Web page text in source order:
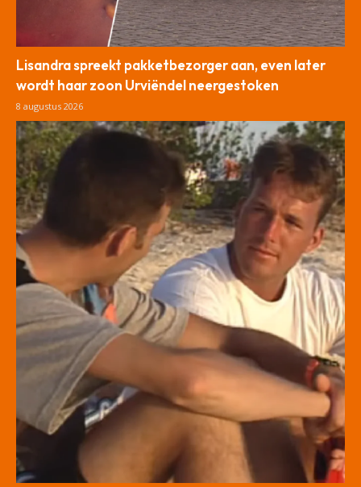
Lisandra spreekt pakketbezorger aan, even later
wordt haar zoon Urviëndel neergestoken
8 augustus 2026